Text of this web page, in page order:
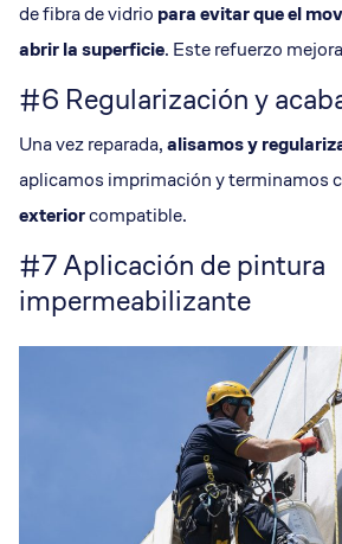
de fibra de vidrio para evitar que el
abrir la superficie. Este refuerzo
#6 Regularización y
Una vez reparada,alisamos y
aplicamos imprimación y terminamos
exteriorcompatible.
#7 Aplicación de pintura
impermeabilizante